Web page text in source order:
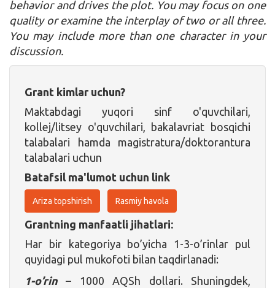
behavior and drives the plot. You may focus on one
quality or examine the interplay of two or all three.
You may include more than one character in your
discussion.
Grant kimlar uchun?
Maktabdagi yuqori sinf o'quvchilari,
kollej/litsey o'quvchilari, bakalavriat bosqichi
talabalari hamda magistratura/doktorantura
talabalari uchun
Batafsil ma'lumot uchun link
Ariza topshirish Rasmiy havola
Grantning manfaatli jihatlari:
Har bir kategoriya bo’yicha 1-3-o’rinlar pul
quyidagi pul mukofoti bilan taqdirlanadi:
1-o’rin – 1000 AQSh dollari. Shuningdek,